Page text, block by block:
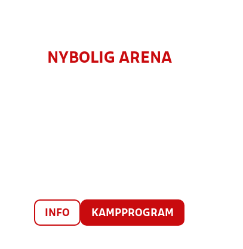
NYBOLIG ARENA
INFO KAMPPROGRAM